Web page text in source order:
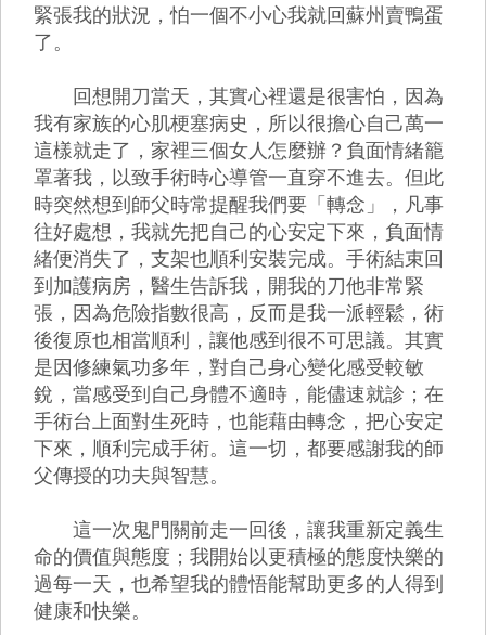
緊張我的狀況，怕一個不小心我就回蘇州賣鴨蛋
了。
回想開刀當天，其實心裡還是很害怕，因為
我有家族的心肌梗塞病史，所以很擔心自己萬一
這樣就走了，家裡三個女人怎麼辦？負面情緒籠
罩著我，以致手術時心導管一直穿不進去。但此
時突然想到師父時常提醒我們要「轉念」，凡事
往好處想，我就先把自己的心安定下來，負面情
緒便消失了，支架也順利安裝完成。手術結束回
到加護病房，醫生告訴我，開我的刀他非常緊
張，因為危險指數很高，反而是我一派輕鬆，術
後復原也相當順利，讓他感到很不可思議。其實
是因修練氣功多年，對自己身心變化感受較敏
銳，當感受到自己身體不適時，能儘速就診；在
手術台上面對生死時，也能藉由轉念，把心安定
下來，順利完成手術。這一切，都要感謝我的師
父傳授的功夫與智慧。
這一次鬼門關前走一回後，讓我重新定義生
命的價值與態度；我開始以更積極的態度快樂的
過每一天，也希望我的體悟能幫助更多的人得到
健康和快樂。